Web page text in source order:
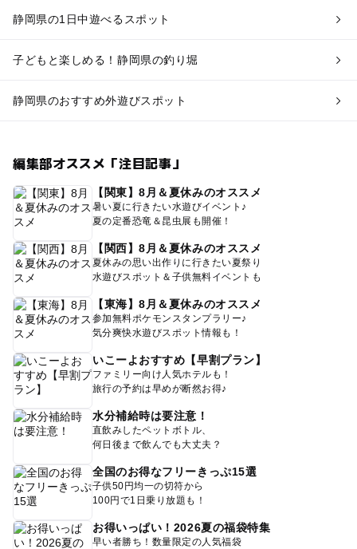
静岡県の1日中遊べるスポット
子どもと楽しめる！静岡県の釣り堀
静岡県のおすすめ外遊びスポット
編集部オススメ「注目記事」
【関東】8月＆夏休みのオススメ
暑い夏に行きたい水遊びイベント♪
夏の定番恐竜＆昆虫展も開催！
【関西】8月＆夏休みのオススメ
夏休みの思い出作りに行きたい夏祭り
水遊びスポット＆子供無料イベントも
【東海】8月＆夏休みのオススメ
参加無料ポケモンスタンプラリー♪
気分爽快水遊びスポット情報も！
いこーよおすすめ【早割プラン】
ファミリー向け人気ホテルも！
旅行の予約は早めが断然お得♪
水分補給時は要注意！
直飲みしたペットボトル、
何日後まで飲んでも大丈夫？
全国のお得なフリーきっぷ15選
子供50円均一の切符から
100円で1日乗り放題も！
お得いっぱい！2026夏の福袋特集
早い者勝ち！数量限定の人気福袋